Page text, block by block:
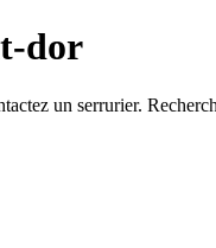
dor
un serrurier.